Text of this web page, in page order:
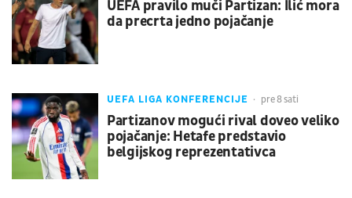
UEFA pravilo muči Partizan: Ilić mora
da precrta jedno pojačanje
UEFA LIGA KONFERENCIJE pre 8 sati
Partizanov mogući rival doveo veliko
pojačanje: Hetafe predstavio
belgijskog reprezentativca